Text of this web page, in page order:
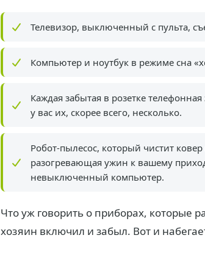
Телевизор, выключенный с пульта,
Компьютер и ноутбук в режиме сна
Каждая забытая в розетке
у вас их, скорее всего, несколько.
Робот-пылесос, который чистит
разогревающая ужин к вашему
невыключенный компьютер.
Что уж говорить о приборах, которые
хозяин включил и забыл. Вот и